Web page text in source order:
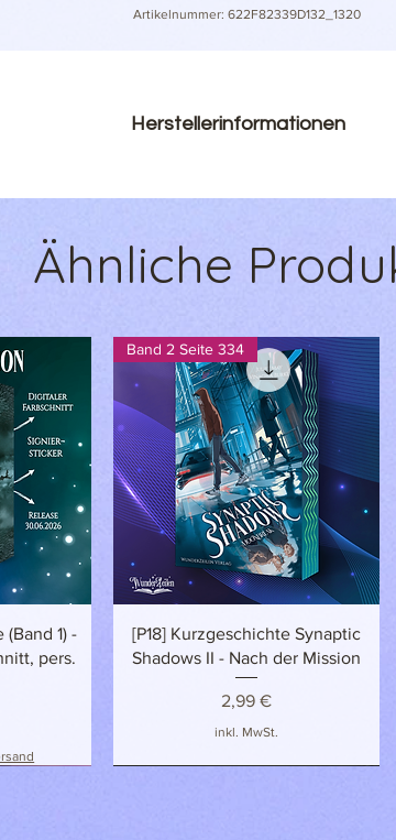
Artikelnummer: 622F82339D132_1320
Herstellerinformationen
Raina bulvaris 25
Latvia
support@printful.com
Phthalate.
Ähnliche
1) -
pers.
Schnellansicht
Band 2 Seite 334
[P18] Kurzgeschichte Synaptic
Shadows II - Nach der Mission
Preis
2,99 €
inkl. MwSt.